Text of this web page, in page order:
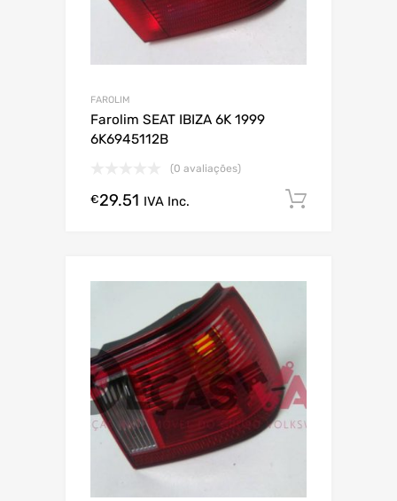
FAROLIM
Farolim SEAT IBIZA 6K 1999
6K6945112B
(0 avaliações)
€29.51 IVA Inc.